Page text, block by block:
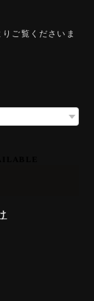
ご覧くださいま